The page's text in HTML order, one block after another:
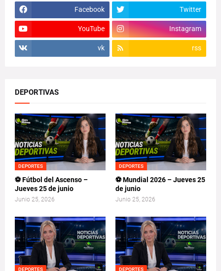
Facebook Twitter
YouTube Instagram
vk rss
DEPORTIVAS
DEPORTES
⚽ Fútbol del Ascenso –
Jueves 25 de junio
Junio 25, 2026
DEPORTES
⚽ Mundial 2026 – Jueves 25
de junio
Junio 25, 2026
DEPORTES DEPORTES